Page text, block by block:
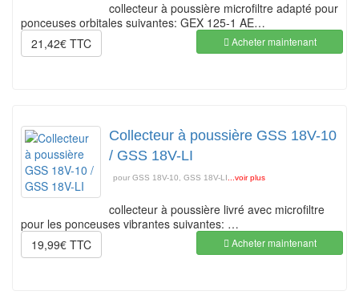
collecteur à poussière microfiltre adapté pour
ponceuses orbitales suivantes: GEX 125-1 AE…
21,42€ TTC
Acheter maintenant
Collecteur à poussière GSS 18V-10
/ GSS 18V-LI
pour GSS 18V-10, GSS 18V-LI ...voir plus
collecteur à poussière livré avec microfiltre
pour les ponceuses vibrantes suivantes: …
19,99€ TTC
Acheter maintenant